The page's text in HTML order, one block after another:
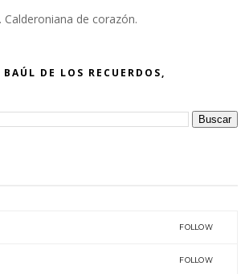
de corazón.
DE LOS RECUERDOS,
FOLLOW
FOLLOW